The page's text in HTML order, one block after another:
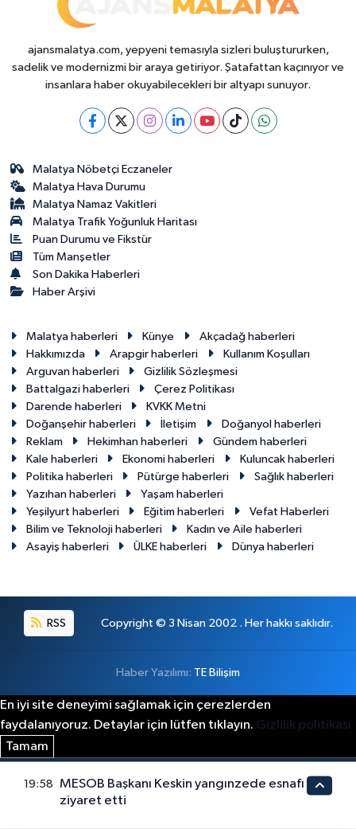
ajansmalatya.com, yepyeni temasıyla sizleri buluştururken,
sadelik ve modernizmi bir araya getiriyor. Şatafattan kaçınıyor ve
insanlara haber okuyabilecekleri bir altyapı sunuyor.
Malatya Nöbetçi Eczaneler
Malatya Hava Durumu
Malatya Namaz Vakitleri
Malatya Trafik Yoğunluk Haritası
Puan Durumu ve Fikstür
Tüm Manşetler
Son Dakika Haberleri
Haber Arşivi
Malatya haberleri Künye
Akçadağ haberleri
Hakkımızda
Arapgir haberleri
Kullanım Koşulları
Arguvan haberleri
Gizlilik Sözleşmesi
Battalgazi haberleri
Çerez Politikası
Darende haberleri
KVKK Metni
Doğanşehir haberleri
İletişim
Doğanyol haberleri
Reklam
Hekimhan haberleri
Gündem haberleri
Kale haberleri
Ekonomi haberleri
Kuluncak haberleri
Politika haberleri
Pütürge haberleri
Sağlık haberleri
Yazıhan haberleri
Yaşam haberleri
Yeşilyurt haberleri
Eğitim haberleri
Vefat Haberleri
Bilim ve Teknoloji haberleri
Kadın ve Aile haberleri
Asayiş haberleri
ÜLKE haberleri Dünya haberleri
RSS Copyright © 3 Nisan 2002 . Her hakkı saklıdır.
Haber Yazılımı: TE Bilişim
En iyi site deneyimi sağlamak için çerezlerden
faydalanıyoruz. Detaylar için lütfen tıklayın. Gizlilik politikası
Tamam
19:58
MESOB Başkanı Keskin yangınzede esnafı
ziyaret etti